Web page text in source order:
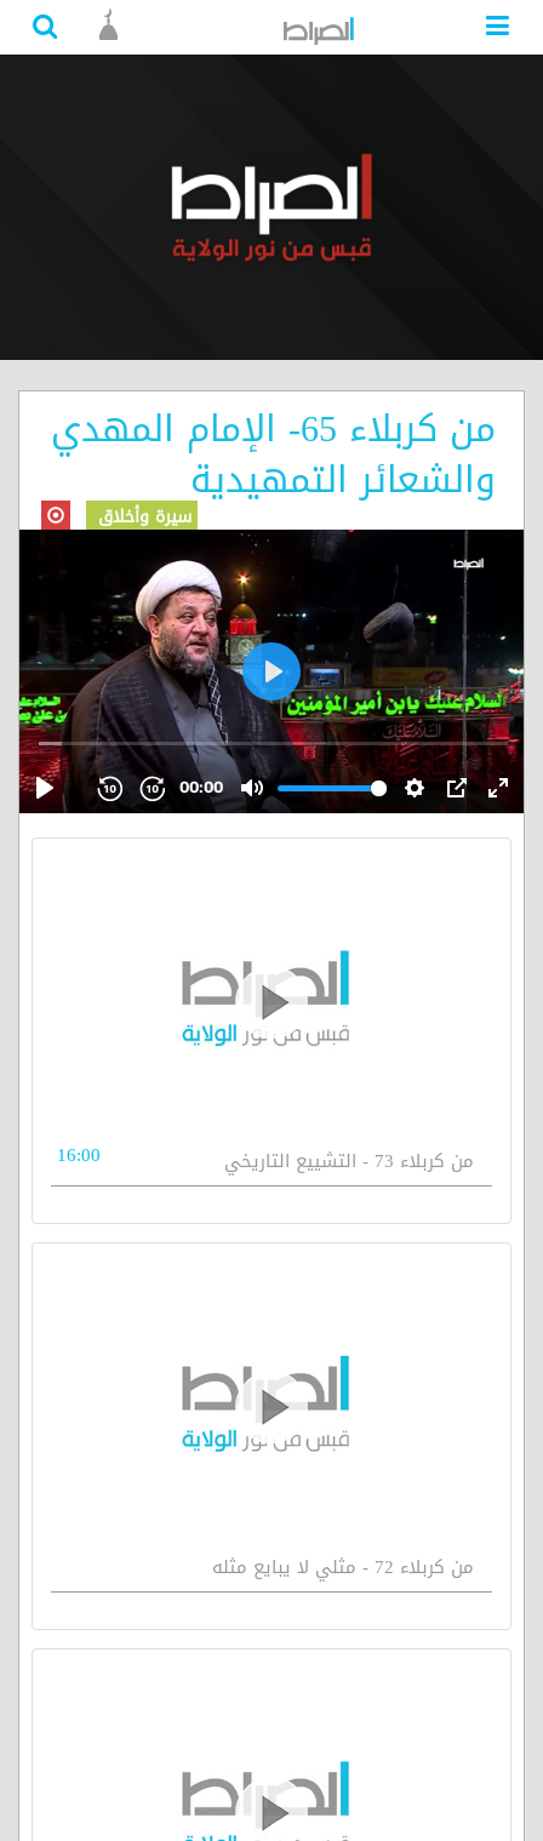
من كربلاء 65- الإمام المهدي
والشعائر التمهيدية
سيرة وأخلاق
من كربلاء 73 - التشييع التاريخي 16:00
من كربلاء 72 - مثلي لا يبايع مثله